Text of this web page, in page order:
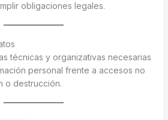
obligaciones legales.
técnicas y organizativas necesarias
personal frente a accesos no
o destrucción.